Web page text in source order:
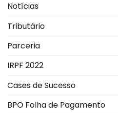
Notícias
Tributário
Parceria
IRPF 2022
Cases de Sucesso
BPO Folha de Pagamento